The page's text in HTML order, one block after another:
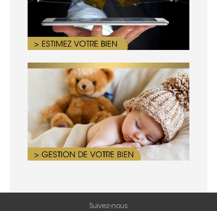
Suivez-nous